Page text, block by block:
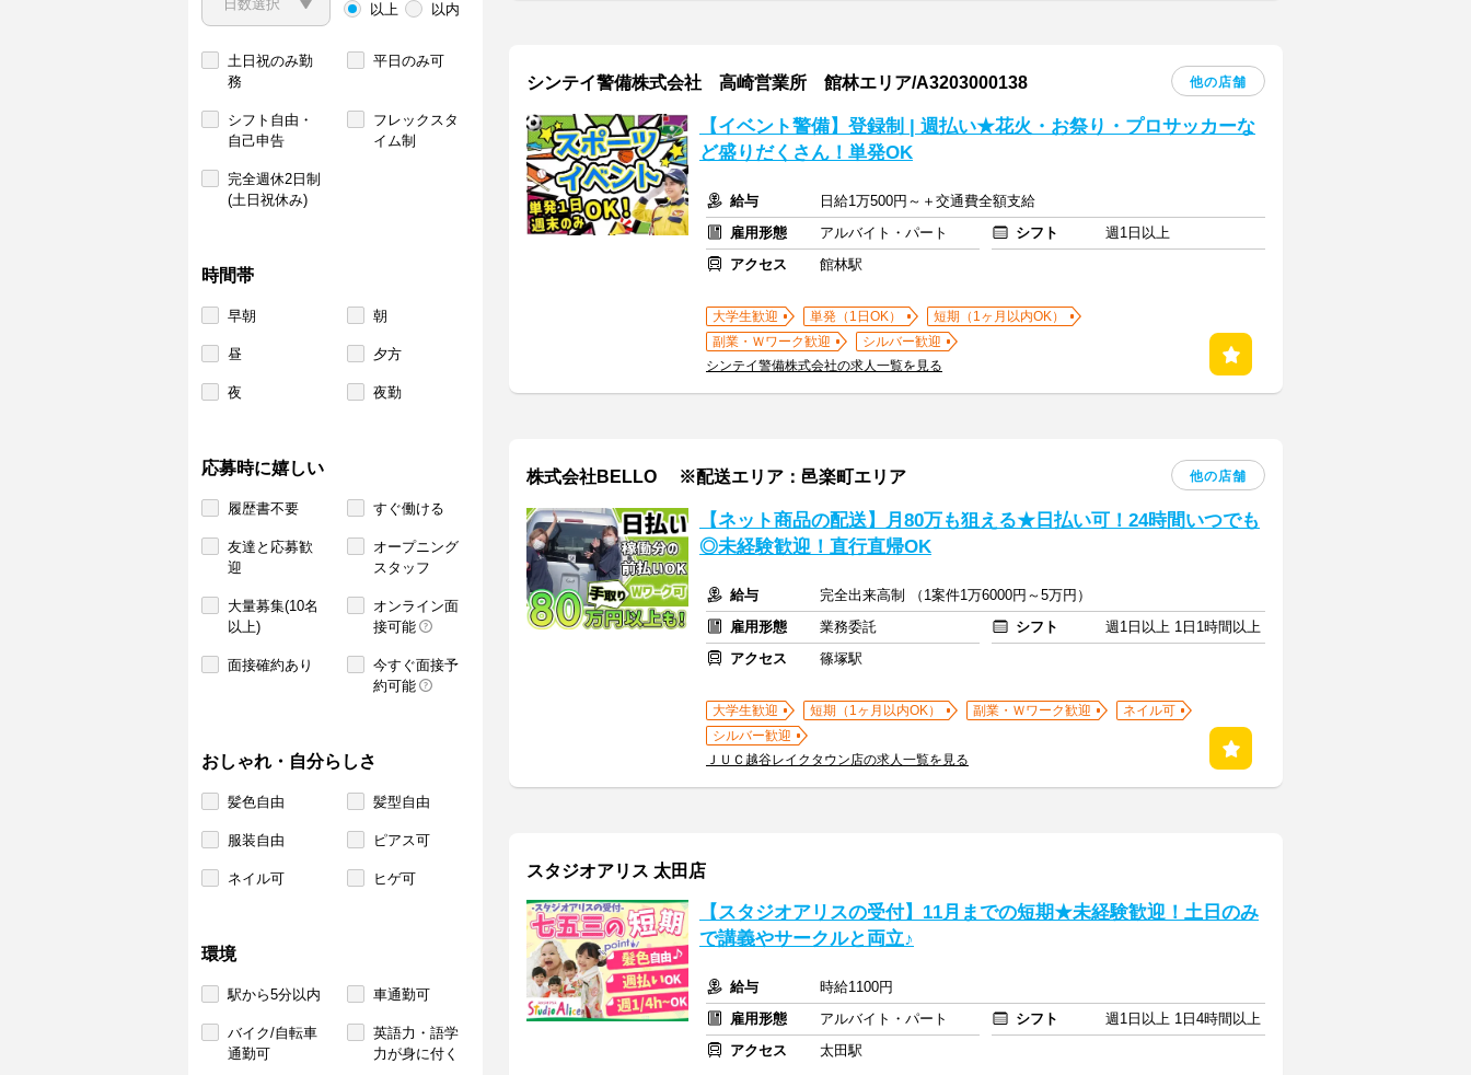
以上 以内
土日祝のみ勤
務
平日のみ可
シフト自由・
自己申告
フレックスタ
イム制
完全週休2日制
(土日祝休み)
時間帯
早朝 朝
昼 夕方
夜 夜勤
応募時に嬉しい
履歴書不要 すぐ働ける
友達と応募歓
迎
オープニング
スタッフ
大量募集(10名
以上)
オンライン面
接可能
面接確約あり
今すぐ面接予
約可能
おしゃれ・自分らしさ
髪色自由 髪型自由
服装自由 ピアス可
ネイル可 ヒゲ可
環境
駅から5分以内 車通勤可
バイク/自転車
通勤可
英語力・語学
力が身に付く
シンテイ警備株式会社 高崎営業所 館林エリア/A3203000138 他の店舗
【イベント警備】登録制 | 週払い★花火・お祭り・プロサッカーな
ど盛りだくさん！単発OK
給与
日給1万500円～＋交通費全額支給
雇用形態
アルバイト・パート シフト
週1日以上
アクセス
館林駅
大学生歓迎 単発（1日OK）
短期（1ヶ月以内OK）
副業・Ｗワーク歓迎
シルバー歓迎
シンテイ警備株式会社の求人一覧を見る
株式会社BELLO ※配送エリア：邑楽町エリア 他の店舗
【ネット商品の配送】月80万も狙える★日払い可！24時間いつでも
◎未経験歓迎！直行直帰OK
給与
完全出来高制 （1案件1万6000円～5万円）
雇用形態
業務委託 シフト
週1日以上 1日1時間以上
アクセス
篠塚駅
大学生歓迎 短期（1ヶ月以内OK） 副業・Ｗワーク歓迎
ネイル可
シルバー歓迎
ＪＵＣ越谷レイクタウン店の求人一覧を見る
スタジオアリス 太田店
【スタジオアリスの受付】11月までの短期★未経験歓迎！土日のみ
で講義やサークルと両立♪
給与
時給1100円
雇用形態
アルバイト・パート シフト
週1日以上 1日4時間以上
アクセス
太田駅